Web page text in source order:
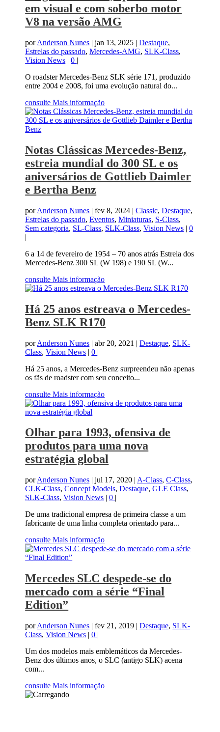
em visual e com soberbo motor
V8 na versão AMG
porAnderson Nunes |jan 13, 2025 |Destaque,
Estrelas do passado,Mercedes-AMG, SLK-Class,
Vision News |0 |
O roadster Mercedes-Benz SLK série 171, produzido
entre 2004 e 2008, foi uma evolução natural do...
consulte Mais informação
Notas Clássicas Mercedes-Benz,
estreia mundial do 300 SL e os
aniversários de Gottlieb Daimler
e Bertha Benz
porAnderson Nunes |fev 8, 2024 |Classic,Destaque,
Estrelas do passado,Eventos,Miniaturas, S-Class,
Sem categoria, SL-Class, SLK-Class,Vision News |0
|
6 a 14 de fevereiro de 1954 – 70 anos atrás Estreia dos
Mercedes-Benz 300 SL (W 198) e 190 SL (W...
consulte Mais informação
Há 25 anos estreava o Mercedes-
Benz SLK R170
porAnderson Nunes |abr 20, 2021 |Destaque, SLK-
Class,Vision News |0 |
Há 25 anos, a Mercedes-Benz surpreendeu não apenas
os fãs de roadster com seu conceito...
consulte Mais informação
Olhar para 1993, ofensiva de
produtos para uma nova
estratégia global
porAnderson Nunes |jul 17, 2020 | A-Class,C-Class,
CLK-Class,Concept Models,Destaque,GLE Class,
SLK-Class,Vision News |0 |
De uma tradicional empresa de primeira classe a um
fabricante de uma linha completa orientado para...
consulte Mais informação
Mercedes SLC despede-se do
mercado com a série “Final
Edition”
porAnderson Nunes |fev 21, 2019 |Destaque, SLK-
Class,Vision News |0 |
Um dos modelos mais emblemáticos da Mercedes-
Benz dos últimos anos, o SLC (antigo SLK) acena
com...
consulte Mais informação